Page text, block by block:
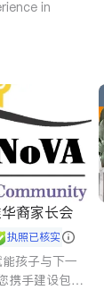
in
裔家长会
执照已核实
孩子与下一
携手建设包